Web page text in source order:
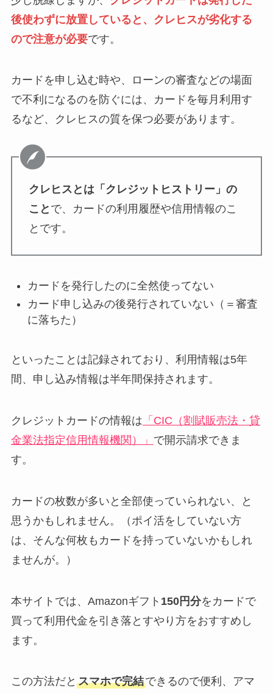
後使わずに放置していると、クレヒスが劣化する
ので注意が必要です。
カードを申し込む時や、ローンの審査などの場面
で不利になるのを防ぐには、カードを毎月利用す
るなど、クレヒスの質を保つ必要があります。
クレヒスとは「 クレジットヒストリー 」の
こと で、カードの利用履歴や信用情報のこ
とです。
カードを発行したのに全然使ってない
カード申し込みの後発行されていない（＝審査
に落ちた）
といったことは記録されており、利用情報は5年
間、申し込み情報は半年間保持されます。
クレジットカードの情報は 「CIC（割賦販売法・貸
金業法指定信用情報機関）」 で開示請求できま
す。
カードの枚数が多いと全部使っていられない、と
思うかもしれません。（ポイ活をしていない方
は、そんな何枚もカードを持っていないかもしれ
ませんが。）
本サイトでは、 Amazonギフト 150円分をカードで
買って利用代金を引き落とすやり方をおすすめし
ます。
この方法だと スマホで完結できるので便利、アマ